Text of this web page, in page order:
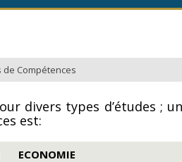
de Compétences
divers types d’études ;
est:
ECONOMIE